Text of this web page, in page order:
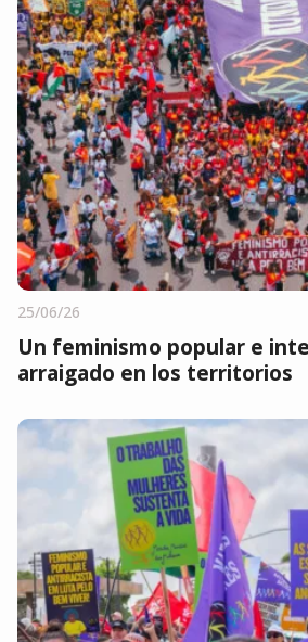
25/06/26
Un feminismo popular e
arraigado en los territorios